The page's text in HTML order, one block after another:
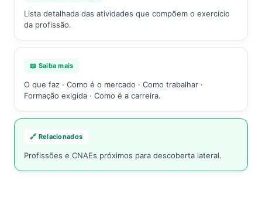
Lista detalhada das atividades que compõem o exercício
da profissão.
📖 Saiba mais
O que faz · Como é o mercado · Como trabalhar ·
Formação exigida · Como é a carreira.
🔗 Relacionados
Profissões e CNAEs próximos para descoberta lateral.